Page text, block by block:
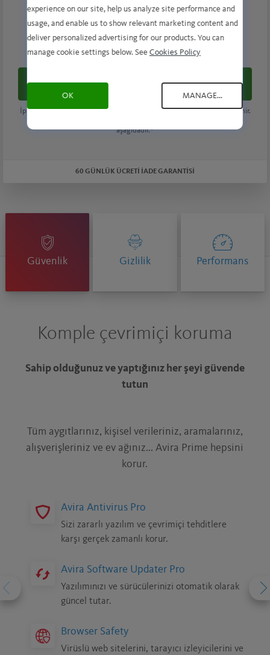
$ 59.99/ İlk Yıl
Şimdi satın al
İptal edilmediği sürece$109.99
/ yıl üzerinden otomatik olarak yenilenir.
aşağıdadır.*
60 GÜNLÜK ÜCRETİ İADE GARANTİSİ
Güvenlik Gizlilik Performans
Komple çevrimiçi koruma
Sahip olduğunuz ve yaptığınız her şeyi güvende
tutun
Tüm aygıtlarınız, kişisel verileriniz, aramalarınız,
alışverişleriniz ve ev ağınız... Avira Prime hepsini
korur.
Avira Antivirus Pro
Sizi zararlı yazılım ve çevrimiçi tehditlere
karşı gerçek zamanlı korur.
Avira Software Updater Pro
Yazılımınızı ve sürücülerinizi otomatik olarak
güncel tutar.
Browser Safety
Virüslü web sitelerini, tarayıcı izleyicilerini ve
experience on our site, help us analyze site performance and
usage, and enable us to show relevant marketing content and
deliver personalized advertising for our products. You can
manage cookie settings below. See Cookies Policy
OK MANAGE...